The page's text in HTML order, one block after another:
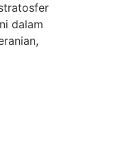
dalam